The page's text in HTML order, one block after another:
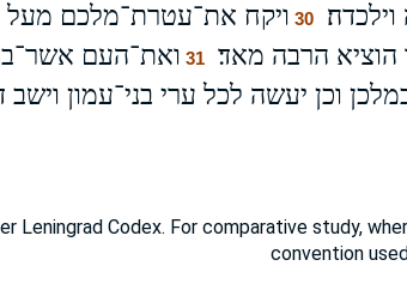
30 ויקח את־עטרת־מלכם מעל
הרבה מאד׃
31 ואת־העם
וכן יעשה לכל ערי בני־עמון וישב
Leningrad Codex. For comparative study,
convention